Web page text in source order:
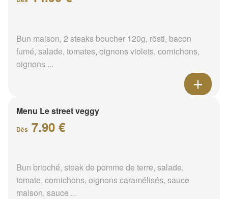
Bun maison, 2 steaks boucher 120g, rösti, bacon
fumé, salade, tomates, oignons violets, cornichons,
oignons ...
Menu Le street veggy
Dès 7.90 €
Bun brioché, steak de pomme de terre, salade,
tomate, cornichons, oignons caramélisés, sauce
maison, sauce ...